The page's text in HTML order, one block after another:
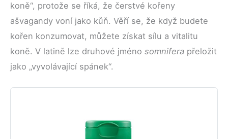
koně“, protože se říká, že čerstvé kořeny
ašvagandy voní jako kůň. Věří se, že když budete
kořen konzumovat, můžete získat sílu a vitalitu
koně. V latině lze druhové jméno somnifera přeložit
jako „vyvolávající spánek“.